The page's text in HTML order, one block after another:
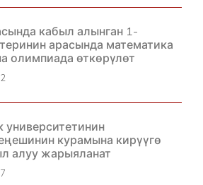
кабыл алынган 1-
арасында математика
олимпиада өткөрүлөт
курамына кирүүгө
алуу жарыяланат